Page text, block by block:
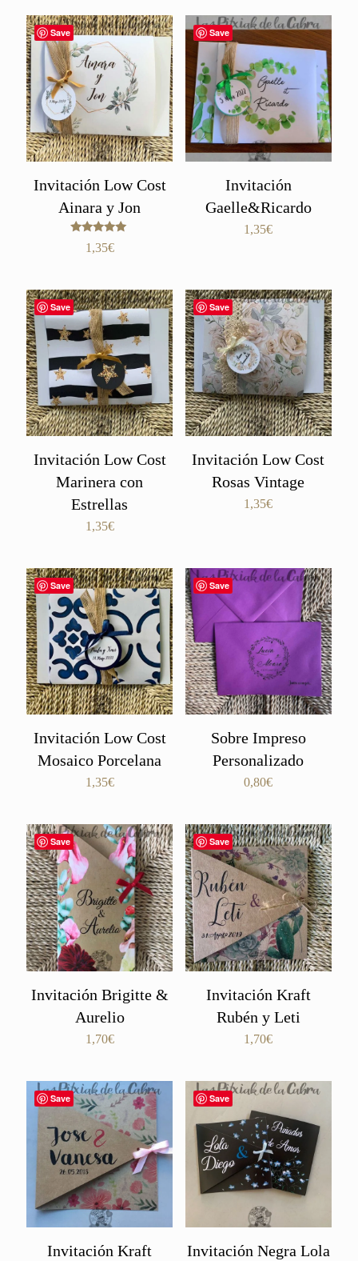
Save
Invitación Low Cost
Ainara y Jon
Valorado
con
1,35€
Save
Invitación
Gaelle&Ricardo
1,35€
Save
Invitación Low Cost
Marinera con
Estrellas
1,35€
Save
Invitación Low Cost
Rosas Vintage
1,35€
Save
Invitación Low Cost
Mosaico Porcelana
1,35€
Save
Sobre Impreso
Personalizado
0,80€
Save
Invitación Brigitte &
Aurelio
1,70€
Save
Invitación Kraft
Rubén y Leti
1,70€
Save
Invitación Kraft
Save
Invitación Negra Lola